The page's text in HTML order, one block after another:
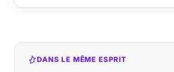
DANS LE MÊME ESPRIT